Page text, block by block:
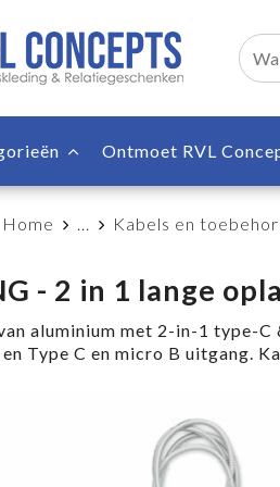
Ontmoet RVL
Home ... Kabels en
- 2 in 1 lange
aluminium met 2-in-1 type-
Type C en micro B uitgang.